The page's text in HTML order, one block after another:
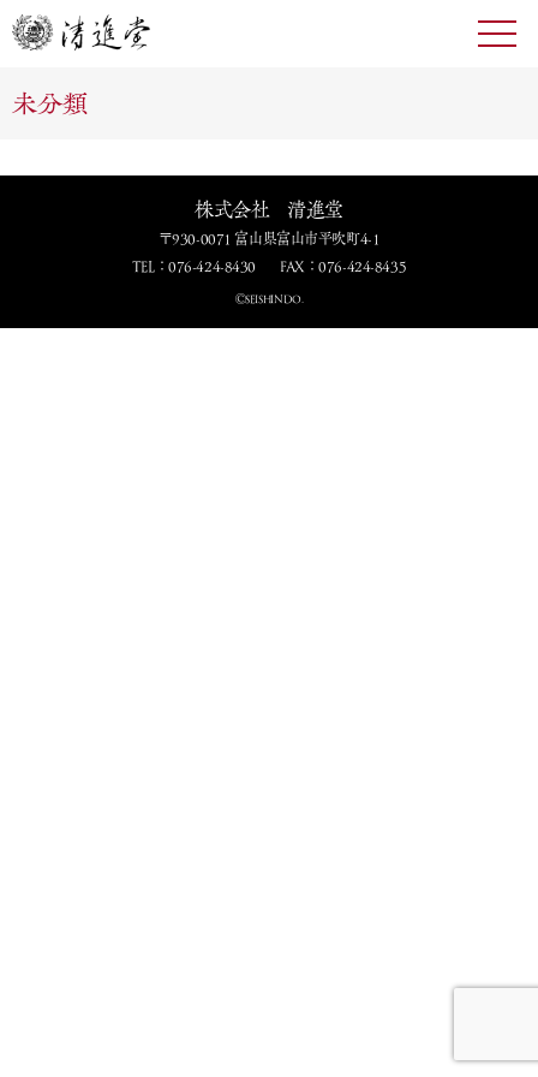
toggle
未分類
株式会社 清進堂
〒930-0071 富山県富山市平吹町4-1
TEL：076-424-8430
FAX：076-424-8435
ⒸSEISHINDO.